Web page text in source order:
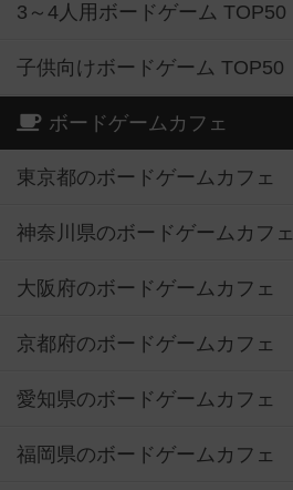
3～4人用ボードゲーム TOP50
子供向けボードゲーム TOP50
ボードゲームカフェ
東京都のボードゲームカフェ
神奈川県のボードゲームカフェ
大阪府のボードゲームカフェ
京都府のボードゲームカフェ
愛知県のボードゲームカフェ
福岡県のボードゲームカフェ